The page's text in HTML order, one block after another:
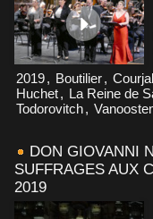
2019, Boutilier, Courjal
Huchet, La Reine de
Todorovitch,
DON GIOVANNI
SUFFRAGES AUX
2019